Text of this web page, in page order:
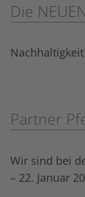
Die
Partner
Wir sind bei
– 22. Januar